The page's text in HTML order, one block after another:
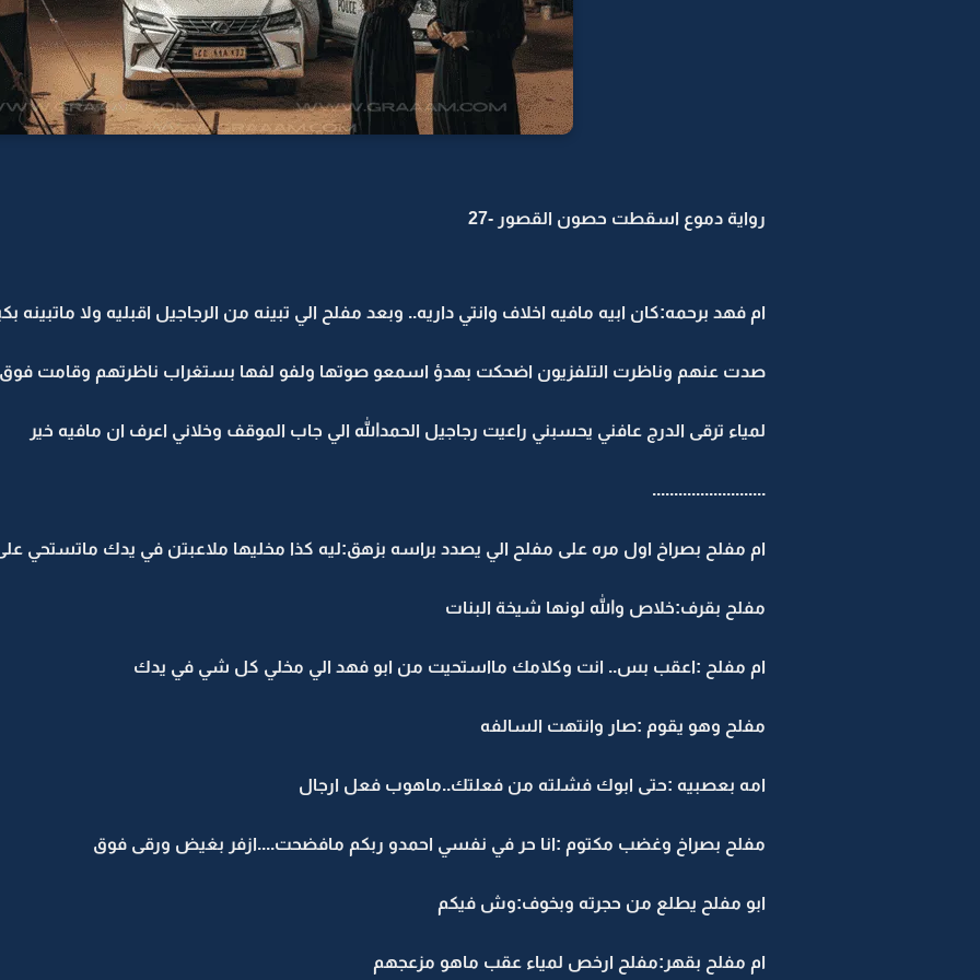
رواية دموع اسقطت حصون القصور -27
ام فهد برحمه:كان ابيه مافيه اخلاف وانتي داريه.. وبعد مفلح الي تبينه من الرجاجيل اقبليه ولا ماتبينه
صدت عنهم وناظرت التلفزيون اضحكت بهدؤ اسمعو صوتها ولفو لفها بستغراب ناظرتهم وقامت فوق
لمياء ترقى الدرج عافني يحسبني راعيت رجاجيل الحمدالله الي جاب الموقف وخلاني اعرف ان مافيه خير
..........................
ام مفلح بصراخ اول مره على مفلح الي يصدد براسه بزهق:ليه كذا مخليها ملاعبتن في يدك ماتستحي
مفلح بقرف:خلاص والله لونها شيخة البنات
ام مفلح :اعقب بس.. انت وكلامك مااستحيت من ابو فهد الي مخلي كل شي في يدك
مفلح وهو يقوم :صار وانتهت السالفه
امه بعصبيه :حتى ابوك فشلته من فعلتك..ماهوب فعل ارجال
مفلح بصراخ وغضب مكتوم :انا حر في نفسي احمدو ربكم مافضحت....ازفر بغيض ورقى فوق
ابو مفلح يطلع من حجرته وبخوف:وش فيكم
ام مفلح بقهر:مفلح ارخص لمياء عقب ماهو مزعجهم